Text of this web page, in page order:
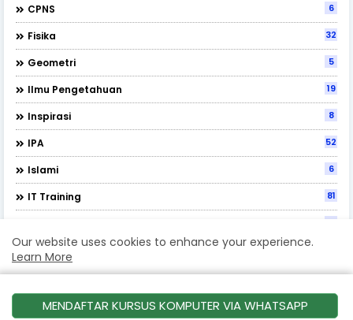
MENDAFTAR KURSUS KOMPUTER VIA WHATSAPP
CPNS 6
Fisika 32
Geometri 5
Ilmu Pengetahuan 19
Inspirasi 8
IPA 52
Islami 6
IT Training 81
12
Matematika
Metode 10
PAT PAS UAS
Our website uses cookies to enhance your experience.
Learn More
Accept !